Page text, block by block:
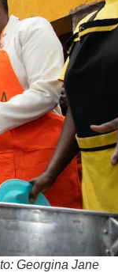
Georgina Jane